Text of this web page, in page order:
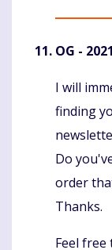
OG -
I will
finding
Do
order
Thanks.
Feel free